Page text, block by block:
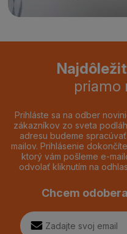
priamo
Prihláste sa na odber
zákazníkov zo sveta
adresu budeme
mailov. Prihlásenie
ktorý vám pošleme e-
odvolať kliknutím na
Chcem